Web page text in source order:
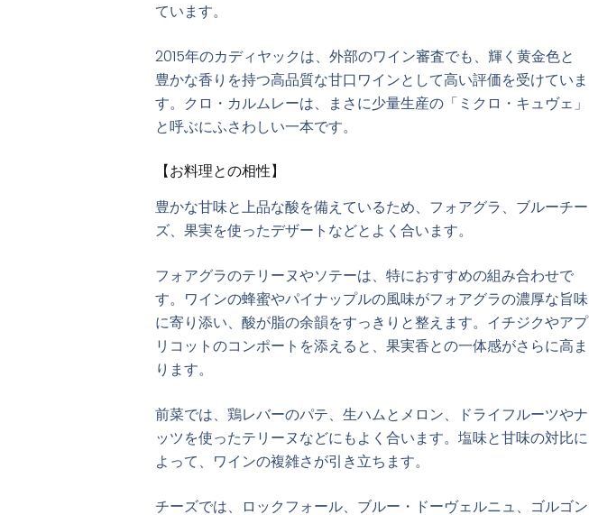
ています。
2015年のカディヤックは、外部のワイン審査でも、輝く黄金色と
豊かな香りを持つ高品質な甘口ワインとして高い評価を受けていま
す。クロ・カルムレーは、まさに少量生産の「ミクロ・キュヴェ」
と呼ぶにふさわしい一本です。
【お料理との相性】
豊かな甘味と上品な酸を備えているため、フォアグラ、ブルーチー
ズ、果実を使ったデザートなどとよく合います。
フォアグラのテリーヌやソテーは、特におすすめの組み合わせで
す。ワインの蜂蜜やパイナップルの風味がフォアグラの濃厚な旨味
に寄り添い、酸が脂の余韻をすっきりと整えます。イチジクやアプ
リコットのコンポートを添えると、果実香との一体感がさらに高ま
ります。
前菜では、鶏レバーのパテ、生ハムとメロン、ドライフルーツやナ
ッツを使ったテリーヌなどにもよく合います。塩味と甘味の対比に
よって、ワインの複雑さが引き立ちます。
チーズでは、ロックフォール、ブルー・ドーヴェルニュ、ゴルゴン